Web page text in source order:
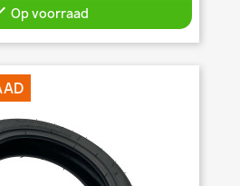
Op voorraad